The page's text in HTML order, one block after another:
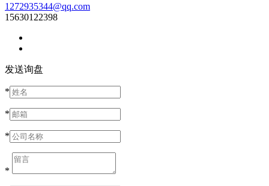
1272935344@qq.com
15630122398
发送询盘
*
*
*
*